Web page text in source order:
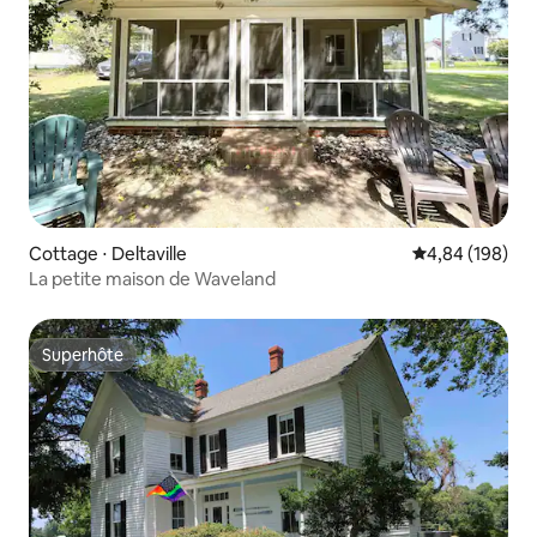
Cottage ⋅ Deltaville Évaluation
4,84 (198)
La petite maison de Waveland
Superhôte
Superhôte